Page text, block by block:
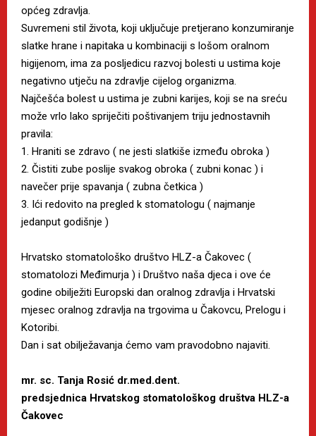
općeg zdravlja.
Suvremeni stil života, koji uključuje pretjerano konzumiranje
slatke hrane i napitaka u kombinaciji s lošom oralnom
higijenom, ima za posljedicu razvoj bolesti u ustima koje
negativno utječu na zdravlje cijelog organizma.
Najčešća bolest u ustima je zubni karijes, koji se na sreću
može vrlo lako spriječiti poštivanjem triju jednostavnih
pravila:
1. Hraniti se zdravo ( ne jesti slatkiše između obroka )
2. Čistiti zube poslije svakog obroka ( zubni konac ) i
navečer prije spavanja ( zubna četkica )
3. Ići redovito na pregled k stomatologu ( najmanje
jedanput godišnje )
Hrvatsko stomatološko društvo HLZ-a Čakovec (
stomatolozi Međimurja ) i Društvo naša djeca i ove će
godine obilježiti Europski dan oralnog zdravlja i Hrvatski
mjesec oralnog zdravlja na trgovima u Čakovcu, Prelogu i
Kotoribi.
Dan i sat obilježavanja ćemo vam pravodobno najaviti.
mr. sc. Tanja Rosić dr.med.dent.
predsjednica Hrvatskog stomatološkog društva HLZ-a
Čakovec